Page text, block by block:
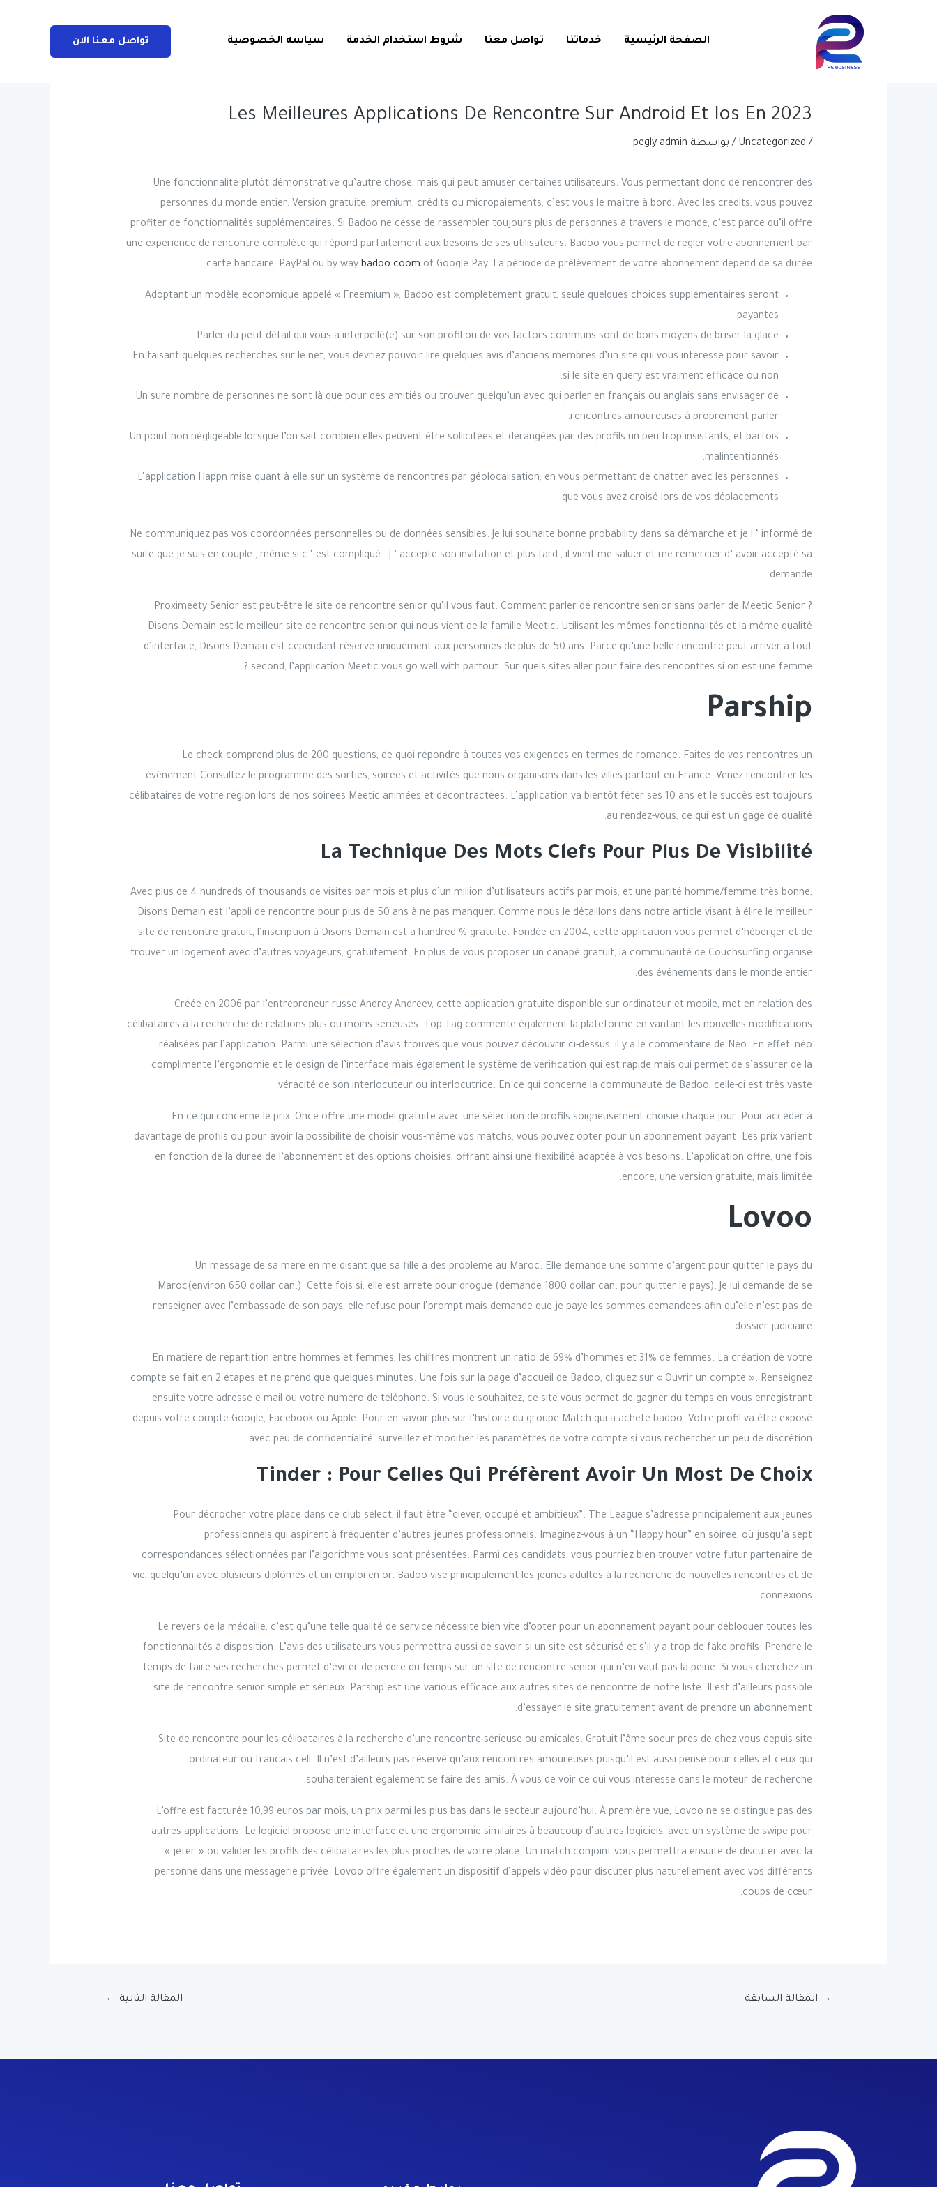
الصفحة الرئيسية خدماتنا تواصل معنا شروط استخدام الخدمة سياسه الخصوصية تواصل معنا الان
Les Meilleures Applications De Rencontre Sur Android Et Ios En 2023
/
Uncategorized / بواسطة pegly-admin
Une fonctionnalité plutôt démonstrative qu’autre chose, mais qui peut amuser certaines utilisateurs. Vous permettant donc de rencontrer des
personnes du monde entier. Version gratuite, premium, crédits ou micropaiements, c’est vous le maître à bord. Avec les crédits, vous pouvez
profiter de fonctionnalités supplémentaires. Si Badoo ne cesse de rassembler toujours plus de personnes à travers le monde, c’est parce qu’il offre
une expérience de rencontre complète qui répond parfaitement aux besoins de ses utilisateurs. Badoo vous permet de régler votre abonnement par
carte bancaire, PayPal ou by waybadoo coom of Google Pay. La période de prélèvement de votre abonnement dépend de sa durée.
Adoptant un modèle économique appelé « Freemium », Badoo est complètement gratuit, seule quelques choices supplémentaires seront
payantes.
Parler du petit détail qui vous a interpellé(e) sur son profil ou de vos factors communs sont de bons moyens de briser la glace.
En faisant quelques recherches sur le net, vous devriez pouvoir lire quelques avis d’anciens membres d’un site qui vous intéresse pour savoir
si le site en query est vraiment efficace ou non.
Un sure nombre de personnes ne sont là que pour des amitiés ou trouver quelqu’un avec qui parler en français ou anglais sans envisager de
rencontres amoureuses à proprement parler.
Un point non négligeable lorsque l’on sait combien elles peuvent être sollicitées et dérangées par des profils un peu trop insistants, et parfois
malintentionnés.
L’application Happn mise quant à elle sur un système de rencontres par géolocalisation, en vous permettant de chatter avec les personnes
que vous avez croisé lors de vos déplacements.
Ne communiquez pas vos coordonnées personnelles ou de données sensibles. Je lui souhaite bonne probability dans sa démarche et je l ‘ informé de
suite que je suis en couple , même si c ‘ est compliqué . J ‘ accepte son invitation et plus tard , il vient me saluer et me remercier d’ avoir accepté sa
demande .
Proximeety Senior est peut-être le site de rencontre senior qu’il vous faut. Comment parler de rencontre senior sans parler de Meetic Senior ?
Disons Demain est le meilleur site de rencontre senior qui nous vient de la famille Meetic. Utilisant les mêmes fonctionnalités et la même qualité
d’interface, Disons Demain est cependant réservé uniquement aux personnes de plus de 50 ans. Parce qu’une belle rencontre peut arriver à tout
second, l’application Meetic vous go well with partout. Sur quels sites aller pour faire des rencontres si on est une femme ?
Parship
Le check comprend plus de 200 questions, de quoi répondre à toutes vos exigences en termes de romance. Faites de vos rencontres un
évènement.Consultez le programme des sorties, soirées et activités que nous organisons dans les villes partout en France. Venez rencontrer les
célibataires de votre région lors de nos soirées Meetic animées et décontractées. L’application va bientôt fêter ses 10 ans et le succès est toujours
au rendez-vous, ce qui est un gage de qualité.
La Technique Des Mots Clefs Pour Plus De Visibilité
Avec plus de 4 hundreds of thousands de visites par mois et plus d’un million d’utilisateurs actifs par mois, et une parité homme/femme très bonne,
Disons Demain est l’appli de rencontre pour plus de 50 ans à ne pas manquer. Comme nous le détaillons dans notre article visant à élire le meilleur
site de rencontre gratuit, l’inscription à Disons Demain est a hundred % gratuite. Fondée en 2004, cette application vous permet d’héberger et de
trouver un logement avec d’autres voyageurs, gratuitement. En plus de vous proposer un canapé gratuit, la communauté de Couchsurfing organise
des événements dans le monde entier.
Créée en 2006 par l’entrepreneur russe Andrey Andreev, cette application gratuite disponible sur ordinateur et mobile, met en relation des
célibataires à la recherche de relations plus ou moins sérieuses. Top Tag commente également la plateforme en vantant les nouvelles modifications
réalisées par l’application. Parmi une sélection d’avis trouvés que vous pouvez découvrir ci-dessus, il y a le commentaire de Néo. En effet, néo
complimente l’ergonomie et le design de l’interface mais également le système de vérification qui est rapide mais qui permet de s’assurer de la
véracité de son interlocuteur ou interlocutrice. En ce qui concerne la communauté de Badoo, celle-ci est très vaste.
En ce qui concerne le prix, Once offre une model gratuite avec une sélection de profils soigneusement choisie chaque jour. Pour accéder à
davantage de profils ou pour avoir la possibilité de choisir vous-même vos matchs, vous pouvez opter pour un abonnement payant. Les prix varient
en fonction de la durée de l’abonnement et des options choisies, offrant ainsi une flexibilité adaptée à vos besoins. L’application offre, une fois
encore, une version gratuite, mais limitée.
Lovoo
Un message de sa mere en me disant que sa fille a des probleme au Maroc. Elle demande une somme d’argent pour quitter le pays du
Maroc(environ 650 dollar can.). Cette fois si, elle est arrete pour drogue (demande 1800 dollar can. pour quitter le pays). Je lui demande de se
renseigner avec l’embassade de son pays, elle refuse pour l’prompt mais demande que je paye les sommes demandees afin qu’elle n’est pas de
dossier judiciaire.
En matière de répartition entre hommes et femmes, les chiffres montrent un ratio de 69% d’hommes et 31% de femmes. La création de votre
compte se fait en 2 étapes et ne prend que quelques minutes. Une fois sur la page d’accueil de Badoo, cliquez sur « Ouvrir un compte ». Renseignez
ensuite votre adresse e-mail ou votre numéro de téléphone. Si vous le souhaitez, ce site vous permet de gagner du temps en vous enregistrant
depuis votre compte Google, Facebook ou Apple. Pour en savoir plus sur l’histoire du groupe Match qui a acheté badoo. Votre profil va être exposé
avec peu de confidentialité, surveillez et modifier les paramètres de votre compte si vous rechercher un peu de discrétion.
Tinder : Pour Celles Qui Préfèrent Avoir Un Most De Choix
Pour décrocher votre place dans ce club sélect, il faut être “clever, occupé et ambitieux”. The League s’adresse principalement aux jeunes
professionnels qui aspirent à fréquenter d’autres jeunes professionnels. Imaginez-vous à un “Happy hour” en soirée, où jusqu’à sept
correspondances sélectionnées par l’algorithme vous sont présentées. Parmi ces candidats, vous pourriez bien trouver votre futur partenaire de
vie, quelqu’un avec plusieurs diplômes et un emploi en or. Badoo vise principalement les jeunes adultes à la recherche de nouvelles rencontres et de
connexions.
Le revers de la médaille, c’est qu’une telle qualité de service nécessite bien vite d’opter pour un abonnement payant pour débloquer toutes les
fonctionnalités à disposition. L’avis des utilisateurs vous permettra aussi de savoir si un site est sécurisé et s’il y a trop de fake profils. Prendre le
temps de faire ses recherches permet d’éviter de perdre du temps sur un site de rencontre senior qui n’en vaut pas la peine. Si vous cherchez un
site de rencontre senior simple et sérieux, Parship est une various efficace aux autres sites de rencontre de notre liste. Il est d’ailleurs possible
d’essayer le site gratuitement avant de prendre un abonnement.
Site de rencontre pour les célibataires à la recherche d’une rencontre sérieuse ou amicales. Gratuit l’âme soeur près de chez vous depuis site
ordinateur ou francais cell. Il n’est d’ailleurs pas réservé qu’aux rencontres amoureuses puisqu’il est aussi pensé pour celles et ceux qui
souhaiteraient également se faire des amis. À vous de voir ce qui vous intéresse dans le moteur de recherche.
L’offre est facturée 10,99 euros par mois, un prix parmi les plus bas dans le secteur aujourd’hui. À première vue, Lovoo ne se distingue pas des
autres applications. Le logiciel propose une interface et une ergonomie similaires à beaucoup d’autres logiciels, avec un système de swipe pour
« jeter » ou valider les profils des célibataires les plus proches de votre place. Un match conjoint vous permettra ensuite de discuter avec la
personne dans une messagerie privée. Lovoo offre également un dispositif d’appels vidéo pour discuter plus naturellement avec vos différents
coups de cœur.
navigation
→ المقالة السابقة المقالة التالية ←